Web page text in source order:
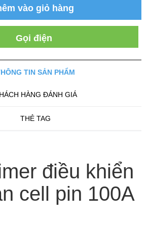
vào giỏ hàng
Gọi điện
TIN SẢN PHẨM
HÀNG ĐÁNH GIÁ
THẺ TAG
điều khiển
cell pin 100A